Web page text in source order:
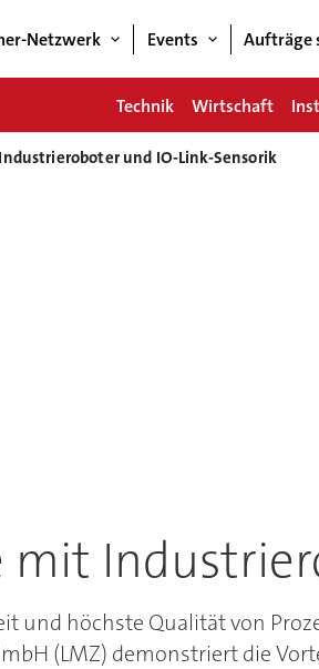
Netzwerk Events Aufträge
Technik Wirtschaft
und IO-Link-Sensorik
mit
und höchste Qualität von
(LMZ) demonstriert die